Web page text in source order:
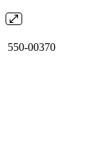
550-00370